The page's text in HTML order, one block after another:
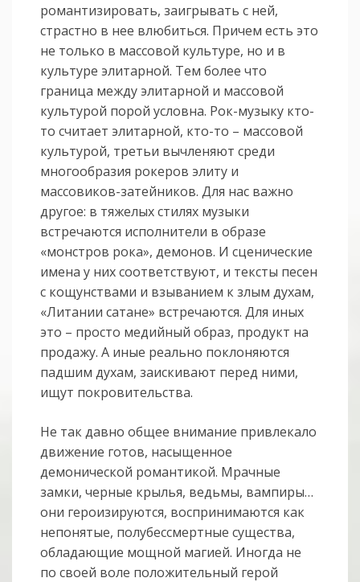
романтизировать, заигрывать с ней,
страстно в нее влюбиться. Причем есть это
не только в массовой культуре, но и в
культуре элитарной. Тем более что
граница между элитарной и массовой
культурой порой условна. Рок-музыку кто-
то считает элитарной, кто-то – массовой
культурой, третьи вычленяют среди
многообразия рокеров элиту и
массовиков-затейников. Для нас важно
другое: в тяжелых стилях музыки
встречаются исполнители в образе
«монстров рока», демонов. И сценические
имена у них соответствуют, и тексты песен
с кощунствами и взыванием к злым духам,
«Литании сатане» встречаются. Для иных
это – просто медийный образ, продукт на
продажу. А иные реально поклоняются
падшим духам, заискивают перед ними,
ищут покровительства.
Не так давно общее внимание привлекало
движение готов, насыщенное
демонической романтикой. Мрачные
замки, черные крылья, ведьмы, вампиры…
они героизируются, воспринимаются как
непонятые, полубессмертные существа,
обладающие мощной магией. Иногда не
по своей воле положительный герой